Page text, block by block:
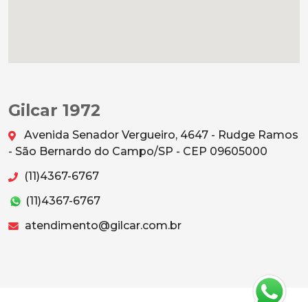
Gilcar 1972
Avenida Senador Vergueiro, 4647 - Rudge Ramos
- São Bernardo do Campo/SP - CEP 09605000
(11)4367-6767
(11)4367-6767
atendimento@gilcar.com.br